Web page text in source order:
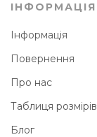
ІНФОРМАЦІЯ
Інформація
Повернення
Про нас
Таблиця розмірів
Блог